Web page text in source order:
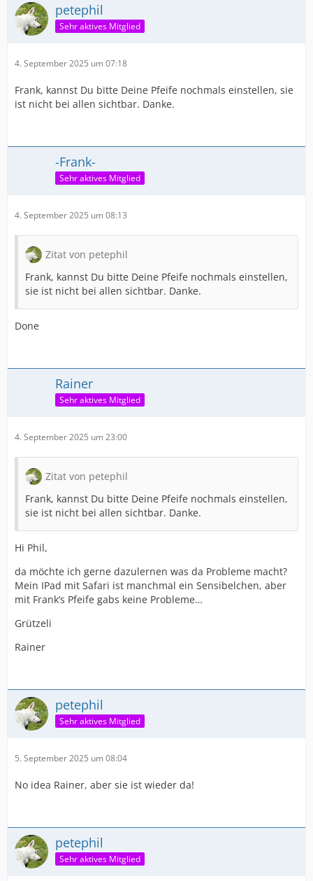
petephil
Sehr aktives Mitglied
4. September 2025 um 07:18
Frank, kannst Du bitte Deine Pfeife nochmals einstellen, sie
ist nicht bei allen sichtbar. Danke.
-Frank-
Sehr aktives Mitglied
4. September 2025 um 08:13
Zitat von petephil
Frank, kannst Du bitte Deine Pfeife nochmals einstellen,
sie ist nicht bei allen sichtbar. Danke.
Done
Rainer
Sehr aktives Mitglied
4. September 2025 um 23:00
Zitat von petephil
Frank, kannst Du bitte Deine Pfeife nochmals einstellen,
sie ist nicht bei allen sichtbar. Danke.
Hi Phil,
da möchte ich gerne dazulernen was da Probleme macht?
Mein IPad mit Safari ist manchmal ein Sensibelchen, aber
mit Frank‘s Pfeife gabs keine Probleme…
Grützeli
Rainer
petephil
Sehr aktives Mitglied
5. September 2025 um 08:04
No idea Rainer, aber sie ist wieder da!
petephil
Sehr aktives Mitglied